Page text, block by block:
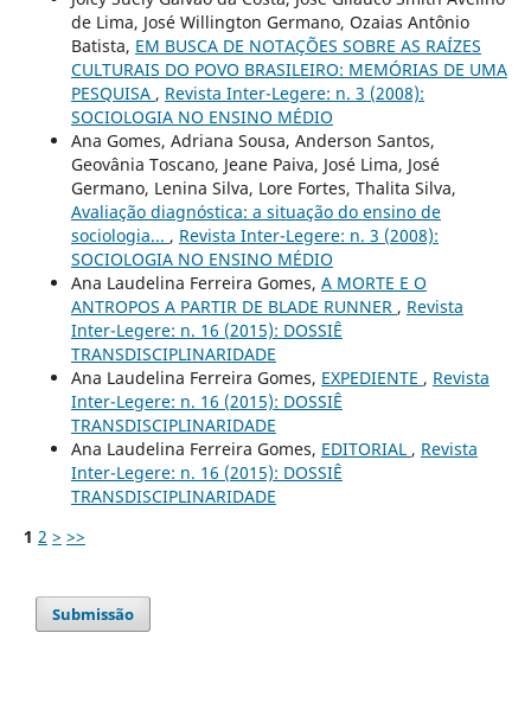
de Lima, José Willington Germano, Ozaias Antônio
Batista, EM BUSCA DE NOTAÇÕES SOBRE AS RAÍZES
CULTURAIS DO POVO BRASILEIRO: MEMÓRIAS DE UMA
PESQUISA , Revista Inter-Legere: n. 3 (2008):
SOCIOLOGIA NO ENSINO MÉDIO
Ana Gomes, Adriana Sousa, Anderson Santos,
Geovânia Toscano, Jeane Paiva, José Lima, José
Germano, Lenina Silva, Lore Fortes, Thalita Silva,
Avaliação diagnóstica: a situação do ensino de
sociologia... , Revista Inter-Legere: n. 3 (2008):
SOCIOLOGIA NO ENSINO MÉDIO
Ana Laudelina Ferreira Gomes, A MORTE E O
ANTROPOS A PARTIR DE BLADE RUNNER , Revista
Inter-Legere: n. 16 (2015): DOSSIÊ
TRANSDISCIPLINARIDADE
Ana Laudelina Ferreira Gomes, EXPEDIENTE , Revista
Inter-Legere: n. 16 (2015): DOSSIÊ
TRANSDISCIPLINARIDADE
Ana Laudelina Ferreira Gomes, EDITORIAL , Revista
Inter-Legere: n. 16 (2015): DOSSIÊ
TRANSDISCIPLINARIDADE
1 2 > >>
Submissão